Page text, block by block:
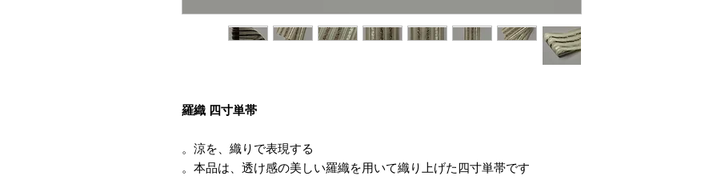
羅織 四寸単帯
涼を、織りで表現する。
本品は、透け感の美しい羅織を用いて織り上げた四寸単帯です。